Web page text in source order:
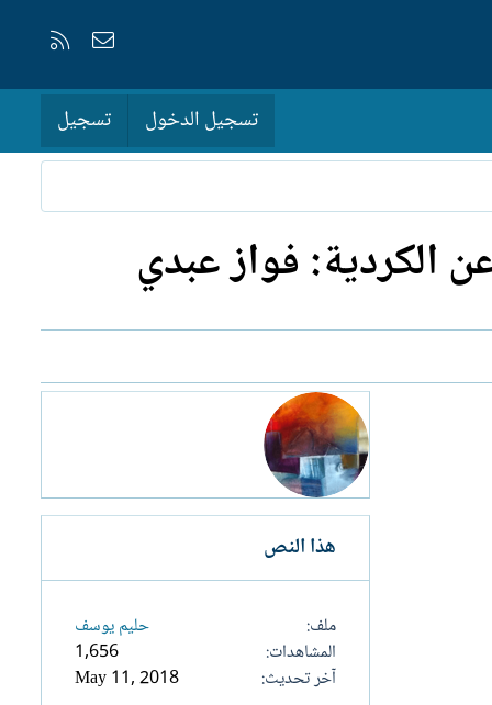
إتصل بنا
تسجيل الدخول تسجيل
الكردية: فواز عبدي
هذا النص
ملف
حليم يوسف
المشاهدات
1,656
آخر تحديث
May 11, 2018